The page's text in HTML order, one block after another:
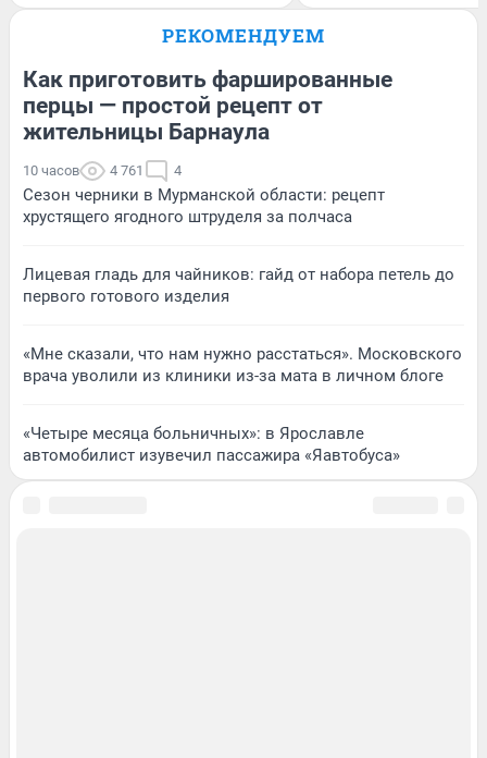
РЕКОМЕНДУЕМ
Как приготовить фаршированные
перцы — простой рецепт от
жительницы Барнаула
10 часов 4 761 4
Сезон черники в Мурманской области: рецепт
хрустящего ягодного штруделя за полчаса
Лицевая гладь для чайников: гайд от набора петель до
первого готового изделия
«Мне сказали, что нам нужно расстаться». Московского
врача уволили из клиники из-за мата в личном блоге
«Четыре месяца больничных»: в Ярославле
автомобилист изувечил пассажира «Яавтобуса»